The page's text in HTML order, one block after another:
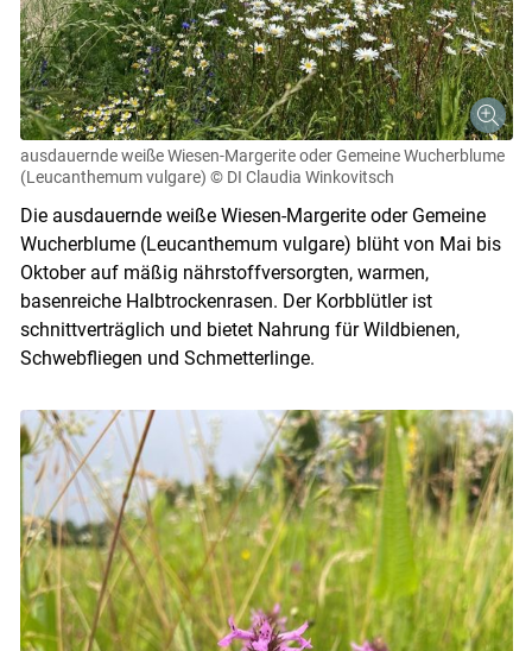
ausdauernde weiße Wiesen-Margerite oder Gemeine Wucherblume
(Leucanthemum vulgare) © DI Claudia Winkovitsch
Die ausdauernde weiße Wiesen-Margerite oder Gemeine
Wucherblume (Leucanthemum vulgare) blüht von Mai bis
Oktober auf mäßig nährstoffversorgten, warmen,
basenreiche Halbtrockenrasen. Der Korbblütler ist
schnittverträglich und bietet Nahrung für Wildbienen,
Schwebfliegen und Schmetterlinge.